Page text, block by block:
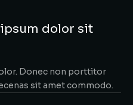
dolor sit
Donec non porttitor
sit amet commodo.